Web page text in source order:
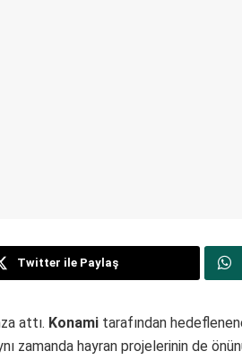
Twitter ile Paylaş
attı. Konami tarafından
zamanda hayran projelerinin de